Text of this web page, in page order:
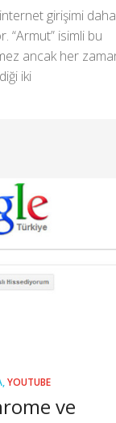
girişimi daha
“Armut” isimli bu
ancak her
iki
,YOUTUBE
ve